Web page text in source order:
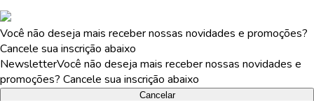
Você não deseja mais receber nossas novidades e promoções?
Cancele sua inscrição abaixo
NewsletterVocê não deseja mais receber nossas novidades e
promoções? Cancele sua inscrição abaixo
Cancelar